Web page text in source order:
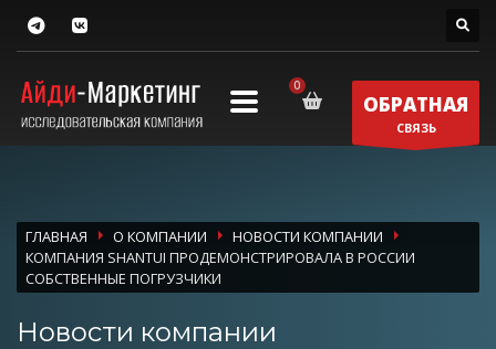
ОБРАТНАЯ
СВЯЗЬ
ГЛАВНАЯ О КОМПАНИИ
НОВОСТИ КОМПАНИИ
КОМПАНИЯ SHANTUI ПРОДЕМОНСТРИРОВАЛА В РОССИИ
СОБСТВЕННЫЕ ПОГРУЗЧИКИ
Новости компании